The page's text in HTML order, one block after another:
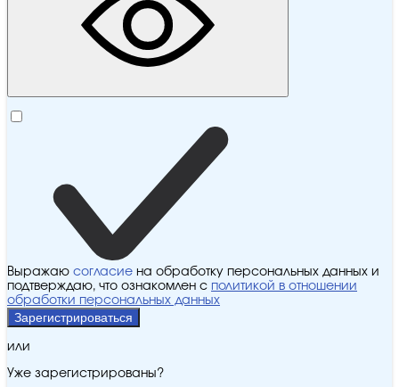
Выражаю согласие на обработку персональных данных и
подтверждаю, что ознакомлен с политикой в отношении
обработки персональных данных
Зарегистрироваться
или
Уже зарегистрированы?